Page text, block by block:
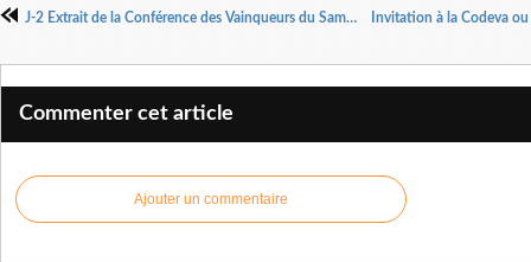
J-2 Extrait de la Conférence des Vainqueurs du Samedi 30 Décembre 2017
Commenter cet article
Ajouter un commentaire